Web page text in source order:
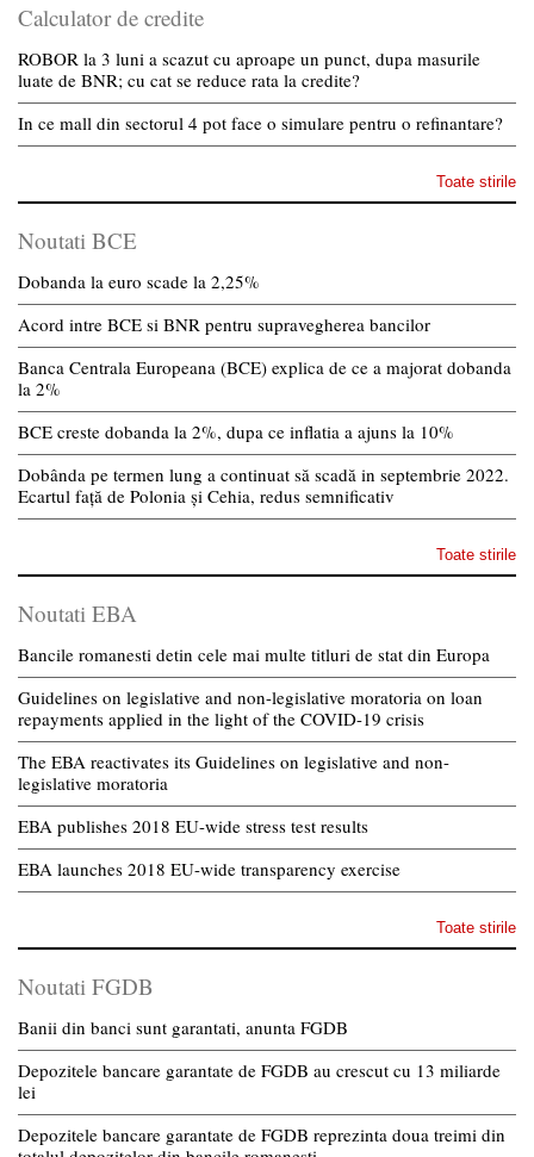
Calculator de credite
ROBOR la 3 luni a scazut cu aproape un punct, dupa masurile
luate de BNR; cu cat se reduce rata la credite?
In ce mall din sectorul 4 pot face o simulare pentru o refinantare?
Toate stirile
Noutati BCE
Dobanda la euro scade la 2,25%
Acord intre BCE si BNR pentru supravegherea bancilor
Banca Centrala Europeana (BCE) explica de ce a majorat dobanda
la 2%
BCE creste dobanda la 2%, dupa ce inflatia a ajuns la 10%
Dobânda pe termen lung a continuat să scadă in septembrie 2022.
Ecartul față de Polonia și Cehia, redus semnificativ
Toate stirile
Noutati EBA
Bancile romanesti detin cele mai multe titluri de stat din Europa
Guidelines on legislative and non-legislative moratoria on loan
repayments applied in the light of the COVID-19 crisis
The EBA reactivates its Guidelines on legislative and non-
legislative moratoria
EBA publishes 2018 EU-wide stress test results
EBA launches 2018 EU-wide transparency exercise
Toate stirile
Noutati FGDB
Banii din banci sunt garantati, anunta FGDB
Depozitele bancare garantate de FGDB au crescut cu 13 miliarde
lei
Depozitele bancare garantate de FGDB reprezinta doua treimi din